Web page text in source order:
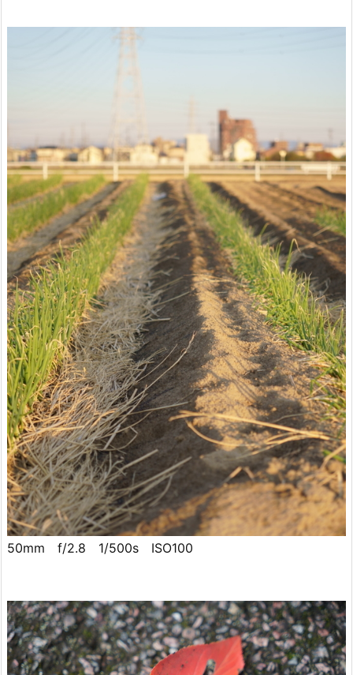
50mm f/2.8 1/500s ISO100